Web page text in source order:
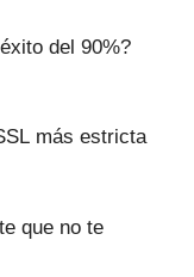
del 90%?
más estricta
que no te